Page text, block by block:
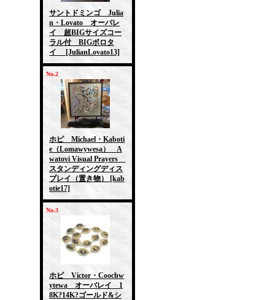
サントドミンゴ Julia
n・Lovato オーバレ
イ 超BIGサイズコー
ラル付 BIGボロタ
イ
[JulianLovato13]
No.2
ホピ Michael・Kaboti
e（Lomawywesa） A
watovi Visual Prayers
スタンディングディス
プレイ（置き物）
[kab
otie17]
No.3
ホピ Victor・Coochw
ytewa オーバレイ 1
8K?14K?ゴールド&シ